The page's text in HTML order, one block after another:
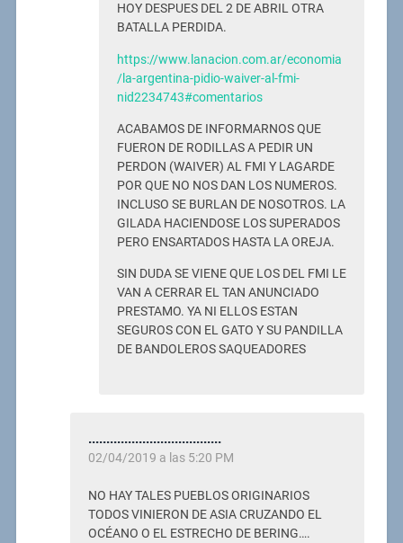
HOY DESPUES DEL 2 DE ABRIL OTRA
BATALLA PERDIDA.
https://www.lanacion.com.ar/economia
/la-argentina-pidio-waiver-al-fmi-
nid2234743#comentarios
ACABAMOS DE INFORMARNOS QUE
FUERON DE RODILLAS A PEDIR UN
PERDON (WAIVER) AL FMI Y LAGARDE
POR QUE NO NOS DAN LOS NUMEROS.
INCLUSO SE BURLAN DE NOSOTROS. LA
GILADA HACIENDOSE LOS SUPERADOS
PERO ENSARTADOS HASTA LA OREJA.
SIN DUDA SE VIENE QUE LOS DEL FMI LE
VAN A CERRAR EL TAN ANUNCIADO
PRESTAMO. YA NI ELLOS ESTAN
SEGUROS CON EL GATO Y SU PANDILLA
DE BANDOLEROS SAQUEADORES
.....................................
02/04/2019 a las 5:20 PM
NO HAY TALES PUEBLOS ORIGINARIOS
TODOS VINIERON DE ASIA CRUZANDO EL
OCÉANO O EL ESTRECHO DE BERING….